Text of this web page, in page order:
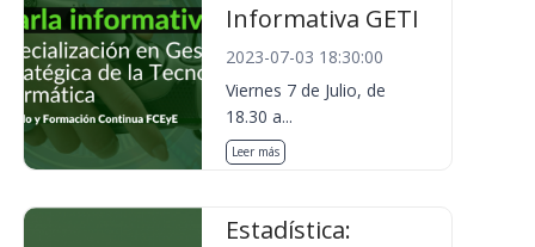
Informativa GETI
2023-07-03 18:30:00
Viernes 7 de Julio, de
18.30 a...
Leer más
Estadística: